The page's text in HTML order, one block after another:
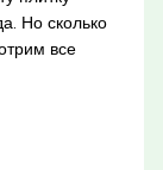
Но сколько
все